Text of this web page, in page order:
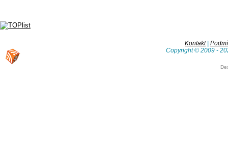
Kontakt|
Copyright © 2009 -